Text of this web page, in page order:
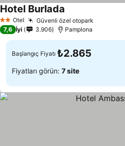
2 Yıldız
Otel Güvenli özel otopark
Hotel Burlada
7,6 İyi 3.906 Pamplona
Başlangıç Fiyatı ₺2.865
Fiyatları görün: 7 site